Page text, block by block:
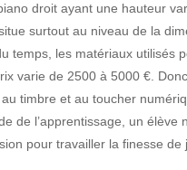
droit ayant une hauteur
surtout au niveau de la
temps, les matériaux utilisés
varie de 2500 à 5000 €.
timbre et au toucher
de l’apprentissage, un
pour travailler la finesse de